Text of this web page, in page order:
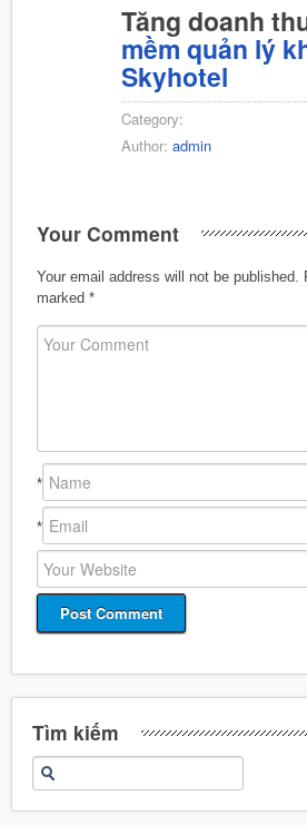
Tăng doanh
mềm quản lý
Skyhotel
Category:
Author: admin
Your Comment
Your email address will not be published.
marked *
*
*
Tìm kiếm